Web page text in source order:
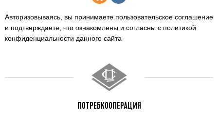
Авторизовываясь, вы принимаете пользовательское соглашение
и подтверждаете, что ознакомлены и согласны с политикой
конфиденциальности данного сайта
ПОТРЕБКООПЕРАЦИЯ